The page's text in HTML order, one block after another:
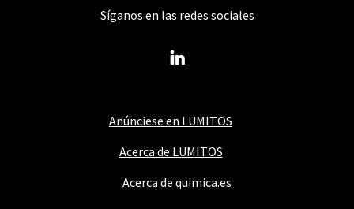
Anúnciese en LUMITOS
Acerca de LUMITOS
Acerca de quimica.es
Síganos en las redes sociales